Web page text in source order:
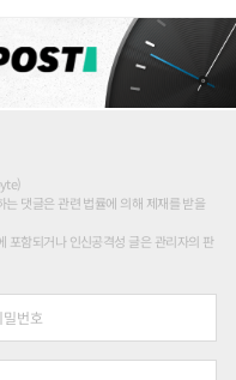
댓글은 관련 법률에 의해 제재를 받을
포함되거나 인신공격성 글은 관리자의 판